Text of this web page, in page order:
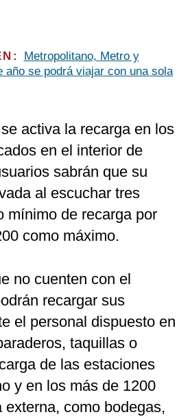
Metropolitano, Metro y
año se podrá viajar con una sola
activa la recarga en los
en el interior de
sabrán que su
al escuchar tres
mínimo de recarga por
como máximo.
no cuenten con el
recargar sus
el personal dispuesto en
taquillas o
de las estaciones
y en los más de 1200
externa, como bodegas,